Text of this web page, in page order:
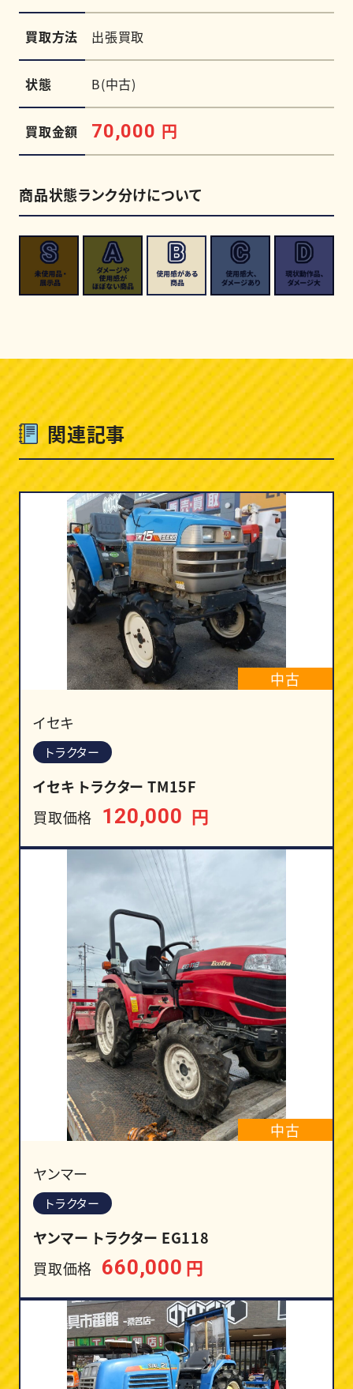
買取方法 出張買取
状態 B(中古)
買取金額 70,000 円
商品状態ランク分けについて
関連記事
中古
イセキ
トラクター
イセキ トラクター TM15F
買取価格 120,000 円
中古
ヤンマー
トラクター
ヤンマー トラクター EG118
買取価格 660,000 円